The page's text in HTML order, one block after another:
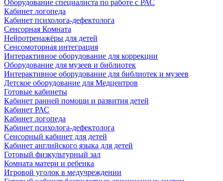
Оборудование специалиста по работе с РАС
Кабинет логопеда
Кабинет психолога-дефектолога
Сенсорная Комната
Нейротренажёры для детей
Сенсомоторная интеграция
Интерактивное оборудование для коррекции
Оборудование для музеев и библиотек
Интерактивное оборудование для библиотек и музеев
Детское оборудование для Медцентров
Готовые кабинеты
Кабинет ранней помощи и развития детей
Кабинет РАС
Кабинет логопеда
Кабинет психолога-дефектолога
Сенсорный кабинет для детей
Кабинет английского языка для детей
Готовый физкультурный зал
Комната матери и ребенка
Игровой уголок в медучреждении